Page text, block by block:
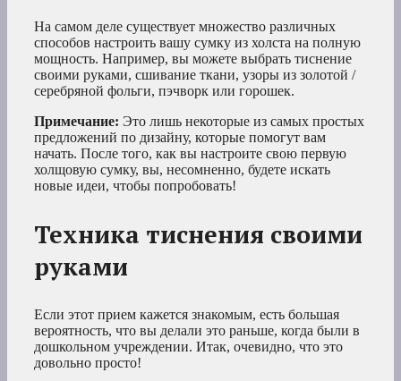
На самом деле существует множество различных
способов настроить вашу сумку из холста на полную
мощность. Например, вы можете выбрать тиснение
своими руками, сшивание ткани, узоры из золотой /
серебряной фольги, пэчворк или горошек.
Примечание: Это лишь некоторые из самых простых
предложений по дизайну, которые помогут вам
начать. После того, как вы настроите свою первую
холщовую сумку, вы, несомненно, будете искать
новые идеи, чтобы попробовать!
Техника тиснения своими
руками
Если этот прием кажется знакомым, есть большая
вероятность, что вы делали это раньше, когда были в
дошкольном учреждении. Итак, очевидно, что это
довольно просто!